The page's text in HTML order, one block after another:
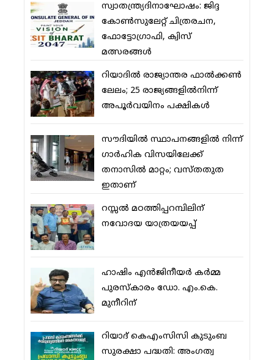
സ്വാതന്ത്ര്യദിനാഘോഷം: ജിദ്ദ
കോണ്‍സുലേറ്റ് ചിത്രരചന,
ഫോട്ടോഗ്രാഫി, ക്വിസ്
മത്സരങ്ങള്‍
റിയാദില്‍ രാജ്യാന്തര ഫാല്‍ക്കണ്‍
ലേലം; 25 രാജ്യങ്ങളില്‍നിന്ന്
അപൂര്‍വയിനം പക്ഷികള്‍
സൗദിയില്‍ സ്ഥാപനങ്ങളില്‍ നിന്ന്
ഗാര്‍ഹിക വിസയിലേക്ക്
തനാസില്‍ മാറ്റം; വസ്തതുത
ഇതാണ്
റസ്സല്‍ മഠത്തിപ്പറമ്പിലിന്
നവോദയ യാത്രയയപ്പ്
ഹാഷിം എന്‍ജിനീയര്‍ കര്‍മ്മ
പുരസ്‌കാരം ഡോ. എം.കെ.
മുനീറിന്
റിയാദ് കെഎംസിസി കുടുംബ
സുരക്ഷാ പദ്ധതി: അംഗത്വ